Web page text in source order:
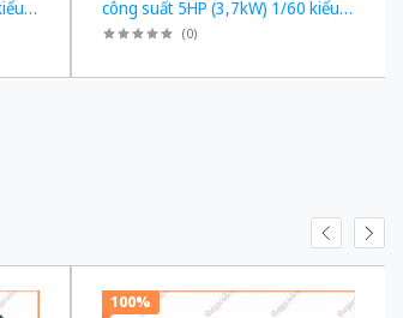
công suất 5HP (3,7kW) 1/60 kiểu
lắp Mặt bích
(0)
100%